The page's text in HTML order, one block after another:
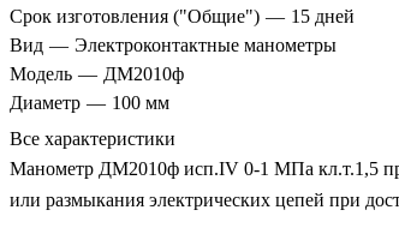
Срок изготовления ("Общие") — 15 дней
Вид — Электроконтактные манометры
Модель — ДМ2010ф
Диаметр — 100 мм
Все характеристики
Манометр ДМ2010ф исп.IV 0-1 МПа кл.т.1,5
или размыкания электрических цепей при